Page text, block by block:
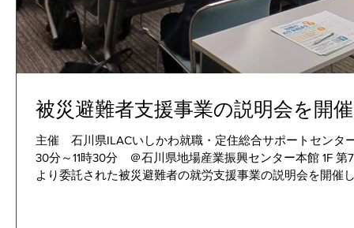
被災避難者支援事業の説明会を開
主催 石川県ILACいしかわ就職・定住総合サポートセンタ
30分～11時30分 ＠石川県地場産業振興センター本館 1F
より委託された被災避難者の就労支援事業の説明会を開催